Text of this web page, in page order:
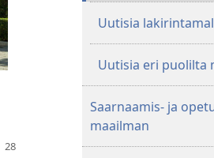
Uutisia
Uutisia eri puolilta
Saarnaamis- ja
maailman